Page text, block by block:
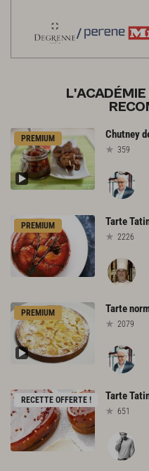
PREMIUM Chutney
359
PREMIUM Tarte
2226
PREMIUM Tarte
2079
RECETTE OFFERTE ! Tarte
651